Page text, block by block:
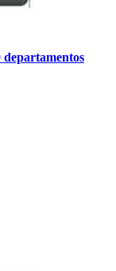
departamentos